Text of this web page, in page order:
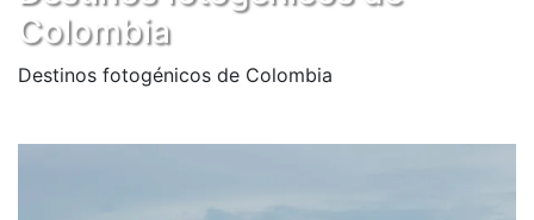
Colombia
Destinos fotogénicos de Colombia